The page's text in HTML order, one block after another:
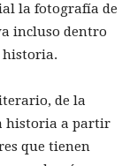
la fotografía de
incluso dentro
historia.
de la
historia a partir
que tienen